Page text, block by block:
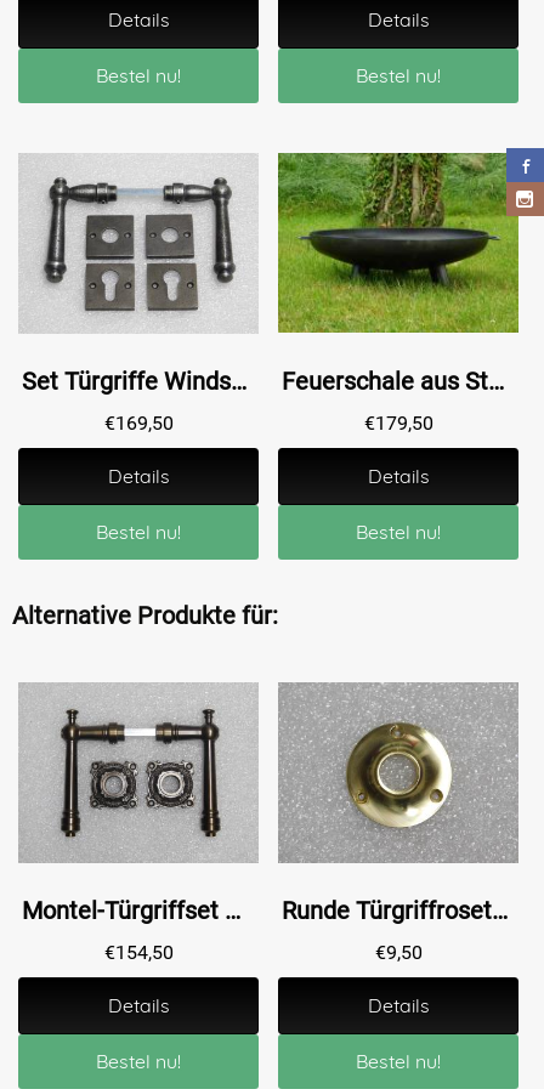
Details
Bestel nu!
Details
Bestel nu!
Set Türgriffe Windsor + Türgriff- und Schlossrosetten, quadratisch – Gusseisen, verzinkt
€169,50
Details
Bestel nu!
Feuerschale aus Stahl - Ø 80 cm
€179,50
Details
Bestel nu!
Alternative Produkte für:
Montel-Türgriffset mit Rosetten – dunkel patiniertes Messing
€154,50
Details
Bestel nu!
Runde Türgriffrosette – Ø 5 cm – Messing
€9,50
Details
Bestel nu!